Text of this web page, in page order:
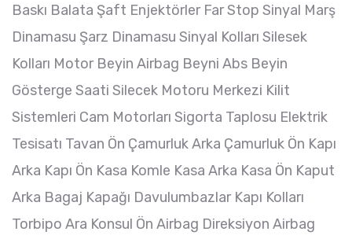
Baskı Balata Şaft Enjektörler Far Stop Sinyal Marş
Dinamasu Şarz Dinamasu Sinyal Kolları Silesek
Kolları Motor Beyin Airbag Beyni Abs Beyin
Gösterge Saati Silecek Motoru Merkezi Kilit
Sistemleri Cam Motorları Sigorta Taplosu Elektrik
Tesisatı Tavan Ön Çamurluk Arka Çamurluk Ön Kapı
Arka Kapı Ön Kasa Komle Kasa Arka Kasa Ön Kaput
Arka Bagaj Kapağı Davulumbazlar Kapı Kolları
Torbipo Ara Konsul Ön Airbag Direksiyon Airbag